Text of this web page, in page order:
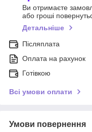
Ви отримаєте
або гроші
Детальніше
Післяплата
Оплата на рахунок
Готівкою
Всі умови оплати
Умови повернення